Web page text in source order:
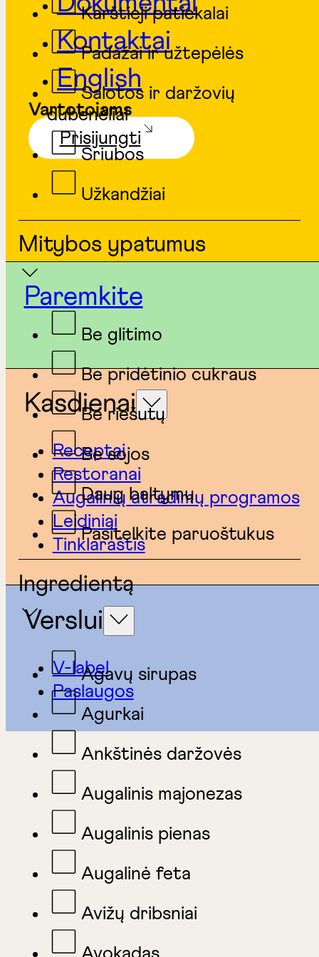
Kontaktai
English
Vartotojams
Prisijungti
Paremkite
Kasdienai
Receptai
Restoranai
Augalinių atradimų programos
Leidiniai
Tinklaraštis
Verslui
V-label
Paslaugos
Karštieji patiekalai
Padažai ir užtepėlės
Salotos ir daržovių
dubenėliai
Sriubos
Užkandžiai
Mitybos ypatumus
Be glitimo
Be pridėtinio cukraus
Be riešutų
Be sojos
Daug baltymų
Pasitelkite paruoštukus
Ingredientą
Agavų sirupas
Agurkai
Ankštinės daržovės
Augalinis majonezas
Augalinis pienas
Augalinė feta
Avižų dribsniai